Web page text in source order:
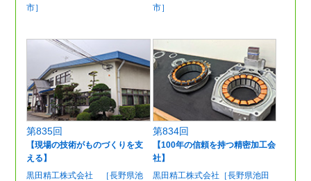
市］
市］
第835回
【現場の技術がものづくりを支
える】
黒田精工株式会社 ［長野県池
第834回
【100年の信頼を持つ精密加工会
社】
黒田精工株式会社［長野県池田